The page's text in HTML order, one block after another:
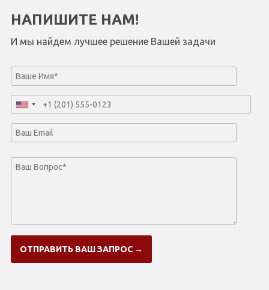
НАПИШИТЕ НАМ!
И мы найдем лучшее решение Вашей задачи